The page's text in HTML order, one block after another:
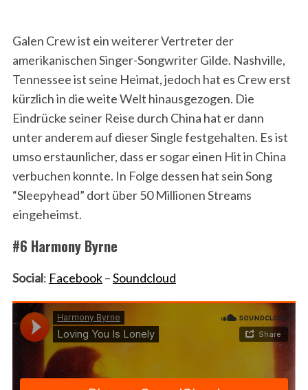
Galen Crew ist ein weiterer Vertreter der
amerikanischen Singer-Songwriter Gilde. Nashville,
Tennessee ist seine Heimat, jedoch hat es Crew erst
kürzlich in die weite Welt hinausgezogen. Die
Eindrücke seiner Reise durch China hat er dann
unter anderem auf dieser Single festgehalten. Es ist
umso erstaunlicher, dass er sogar einen Hit in China
verbuchen konnte. In Folge dessen hat sein Song
“Sleepyhead” dort über 50 Millionen Streams
eingeheimst.
#6 Harmony Byrne
Social: Facebook–Soundcloud